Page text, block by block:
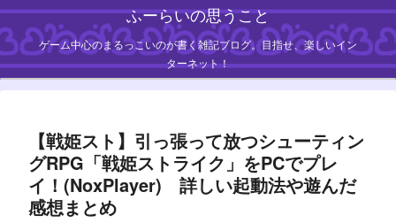
ふーらいの思うこと
ゲーム中心のまるっこいのが書く雑記ブログ。目指せ、楽しいイン
ターネット！
【戦姫スト】引っ張って放つシューティン
グRPG「戦姫ストライク」をPCでプレ
イ！(NoxPlayer) 詳しい起動法や遊んだ
感想まとめ